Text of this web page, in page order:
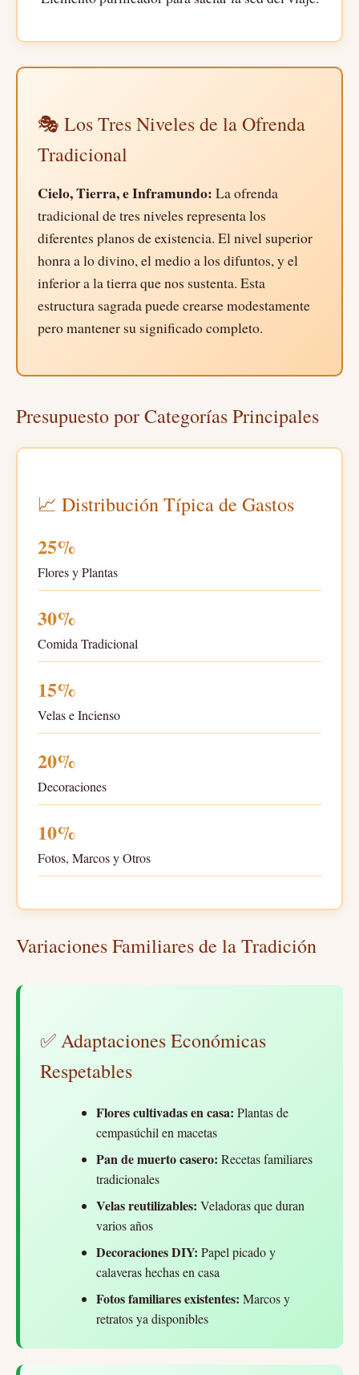
🎭 Los Tres Niveles de la Ofrenda
Tradicional
Cielo, Tierra, e Inframundo: La ofrenda
tradicional de tres niveles representa los
diferentes planos de existencia. El nivel superior
honra a lo divino, el medio a los difuntos, y el
inferior a la tierra que nos sustenta. Esta
estructura sagrada puede crearse modestamente
pero mantener su significado completo.
Presupuesto por Categorías Principales
📈 Distribución Típica de Gastos
25%
Flores y Plantas
30%
Comida Tradicional
15%
Velas e Incienso
20%
Decoraciones
10%
Fotos, Marcos y Otros
Variaciones Familiares de la Tradición
✅ Adaptaciones Económicas
Respetables
Flores cultivadas en casa: Plantas de
cempasúchil en macetas
Pan de muerto casero: Recetas familiares
tradicionales
Velas reutilizables: Veladoras que duran
varios años
Decoraciones DIY: Papel picado y
calaveras hechas en casa
Fotos familiares existentes: Marcos y
retratos ya disponibles